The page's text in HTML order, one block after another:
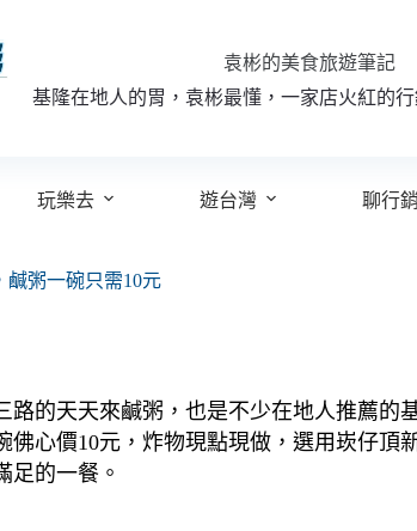
袁彬的美食旅遊筆記
基隆在地人的胃，袁彬最懂，一家店火紅的
玩樂去 遊台灣 聊行銷
粥一碗只需10元
的天天來鹹粥，也是不少在地人推薦的
心價10元，炸物現點現做，選用崁仔頂
足的一餐。